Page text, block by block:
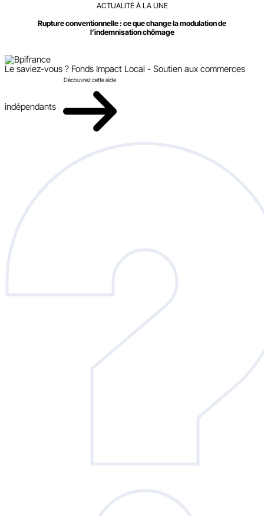
ACTUALITÉ À LA UNE
Rupture conventionnelle : ce que change la modulation de
l’indemnisation chômage
Le saviez-vous ? Fonds Impact Local - Soutien aux commerces
indépendants
Découvrez cette aide